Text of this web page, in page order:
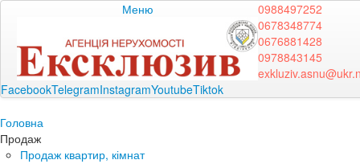
Меню
0988497252
0678348774
0676881428
0978843145
FacebookTelegramInstagramYoutubeTiktok
Головна
Продаж
Продаж квартир, кімнат